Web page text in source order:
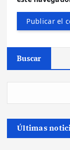
Buscar
Últimas